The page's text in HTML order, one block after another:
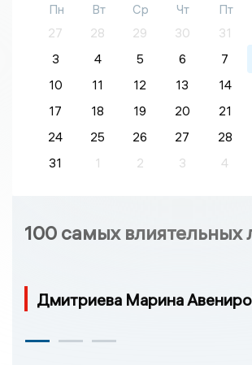
Пн Вт Ср Чт Пт
27
28 29 30 31
3
4 5 6 7
10
11 12 13 14
17
18 19 20 21
24
25 26 27 28
31
1 2 3 4
100 самых влиятельных
Дмитриева Марина